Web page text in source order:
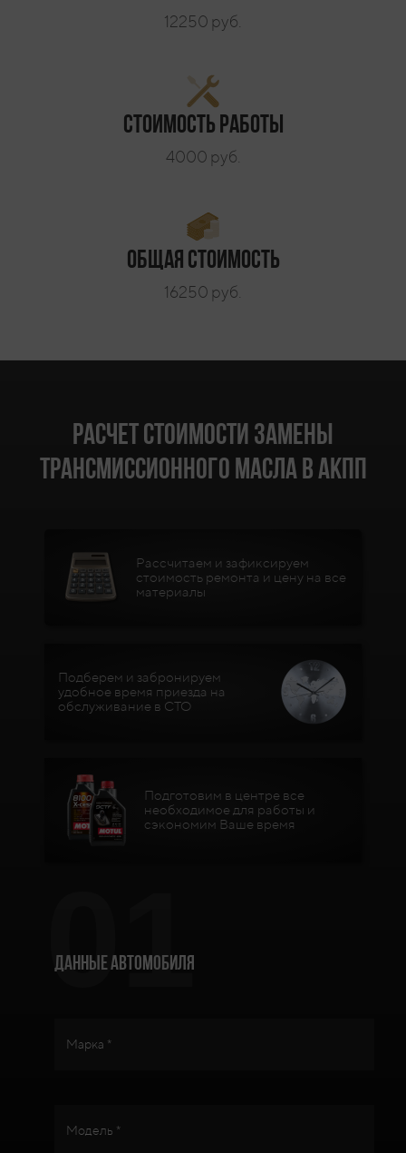
12250 руб.
Стоимость работы
4000 руб.
Общая стоимость
16250 руб.
Расчет стоимости замены
трансмиссионного масла в АКПП
Рассчитаем и зафиксируем
стоимость ремонта и цену на все
материалы
Подберем и забронируем
удобное время приезда на
обслуживание в СТО
Подготовим в центре все
необходимое для работы и
сэкономим Ваше время
01
Данные автомобиля
Марка *
Модель *